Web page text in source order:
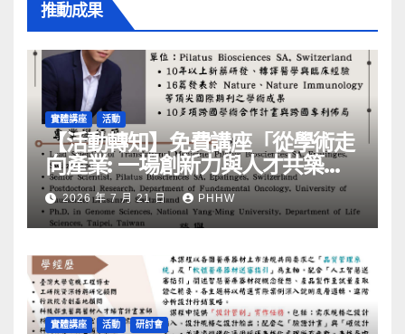
推動成果
實體講座 活動
【活動轉知】免費講座「從學術走
向產業: ⼀場創新力與⼈才共築的
旅程」
2026 年 7 月 21 日 PHHW
實體講座 活動 研討會